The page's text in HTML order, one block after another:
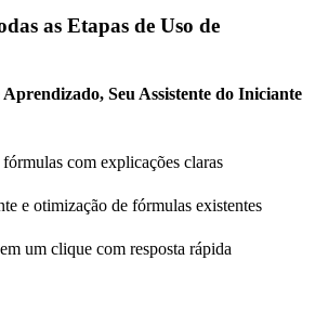
as Etapas de Uso de
Seu Assistente do Iniciante
com explicações claras
e otimização de fórmulas existentes
um clique com resposta rápida